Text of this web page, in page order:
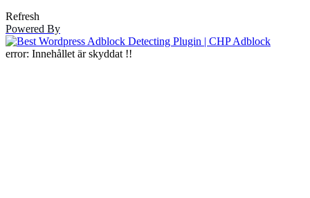
Refresh
Powered By
error: Innehållet är skyddat !!